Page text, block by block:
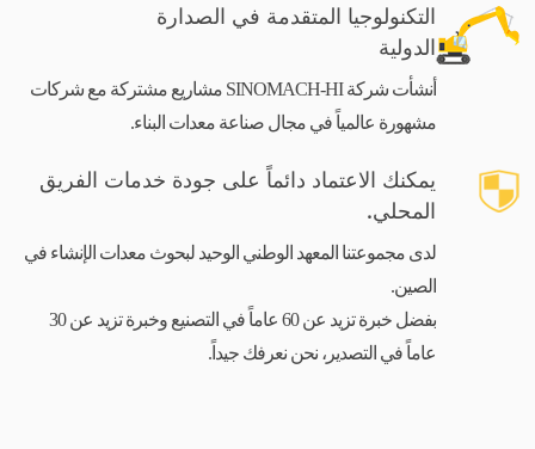
التكنولوجيا المتقدمة في الصدارة
الدولية
أنشأت شركة SINOMACH-HI مشاريع مشتركة مع شركات
مشهورة عالمياً في مجال صناعة معدات البناء.
يمكنك الاعتماد دائماً على جودة خدمات الفريق
المحلي.
لدى مجموعتنا المعهد الوطني الوحيد لبحوث معدات الإنشاء في
الصين.
بفضل خبرة تزيد عن 60 عاماً في التصنيع وخبرة تزيد عن 30
عاماً في التصدير، نحن نعرفك جيداً.